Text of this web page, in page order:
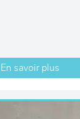
En savoir plus